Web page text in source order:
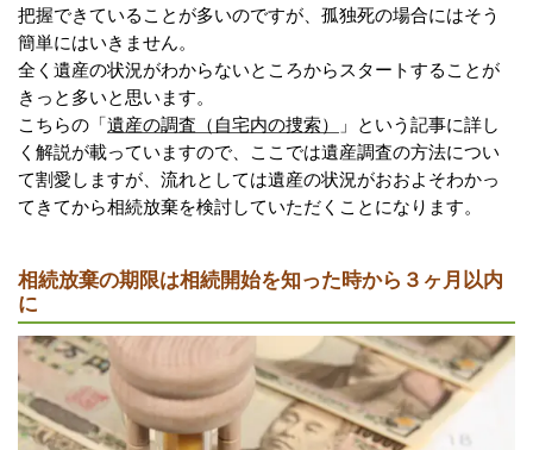
把握できていることが多いのですが、孤独死の場合にはそう
簡単にはいきません。
全く遺産の状況がわからないところからスタートすることが
きっと多いと思います。
こちらの「 遺産の調査（自宅内の捜索）
」という記事に詳し
く解説が載っていますので、ここでは遺産調査の方法につい
て割愛しますが、流れとしては遺産の状況がおおよそわかっ
てきてから相続放棄を検討していただくことになります。
相続放棄の期限は相続開始を知った時から３ヶ月以内
に